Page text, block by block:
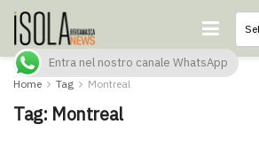
Home Tag Montreal
Tag: Montreal
Entra nel nostro canale WhatsApp